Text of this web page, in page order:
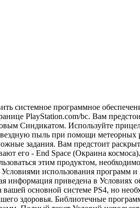
системное программное
PlayStation.com/bc. Вам
Синдикатом. Используйте
пыль при помощи
задания. Вам предстоит
его - End Space (Окраина
этим продуктом,
Условиями использования
приведена в Условиях
основной системе PS4, но
здоровья. Библиотечные